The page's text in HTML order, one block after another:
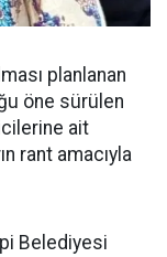
planlanan
öne sürülen
ait
rant amacıyla
Belediyesi